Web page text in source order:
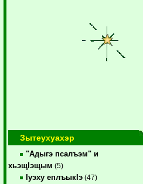
Зытеухуахэр
"Адыгэ псалъэм" и
хьэщIэщым (5)
Iуэху еплъыкIэ (47)